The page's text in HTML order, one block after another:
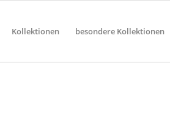
Kollektionen besondere Kollektionen